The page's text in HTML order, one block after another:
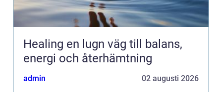
Healing en lugn väg till balans,
energi och återhämtning
admin 02 augusti 2026